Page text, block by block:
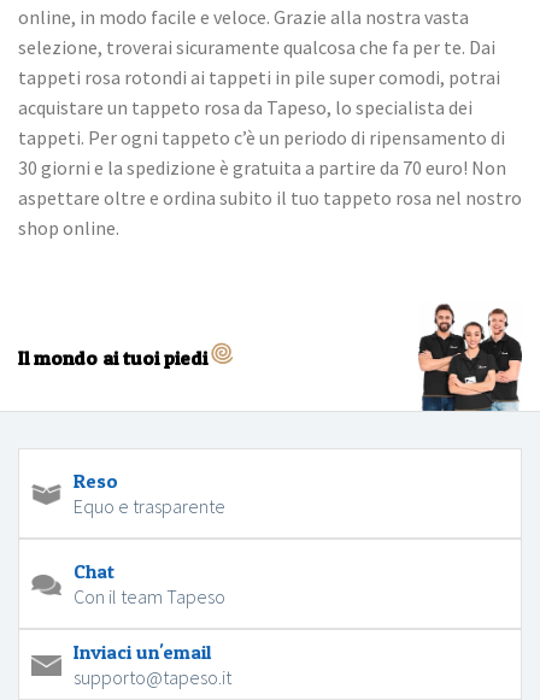
online, in modo facile e veloce. Grazie alla nostra vasta
selezione, troverai sicuramente qualcosa che fa per te. Dai
tappeti rosa rotondi ai tappeti in pile super comodi, potrai
acquistare un tappeto rosa da Tapeso, lo specialista dei
tappeti. Per ogni tappeto c’è un periodo di ripensamento di
30 giorni e la spedizione è gratuita a partire da 70 euro! Non
aspettare oltre e ordina subito il tuo tappeto rosa nel nostro
shop online.
Il mondo ai tuoi piedi
Reso
Equo e trasparente
Chat
Con il team Tapeso
Inviaci un'email
supporto@tapeso.it